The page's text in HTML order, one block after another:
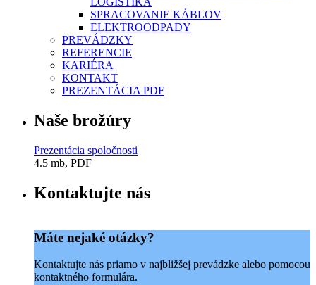
SPRACOVANIE KÁBLOV
ELEKTROODPADY
PREVÁDZKY
REFERENCIE
KARIÉRA
KONTAKT
PREZENTÁCIA PDF
Naše brožúry
Prezentácia spoločnosti
4.5 mb, PDF
Kontaktujte nás
Máte nejaké otázky?
Kontaktujte nás priamo v najbližšej prevádzke alebo pomocou
kontaktného formulára.